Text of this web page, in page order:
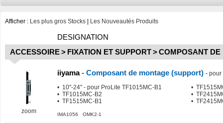
Afficher : Les plus gros Stocks Les Nouveautés Produits
DESIGNATION
ACCESSOIRE> FIXATION ET SUPPORT>COMPOSANT
zoom
iiyama- Composant de montage (support) - pour
• 10"-24" - pour ProLite TF1015MC-B1
• TF1015MC-B2
• TF1515MC-B1
•
•
•
IMA1056 OMK2-1